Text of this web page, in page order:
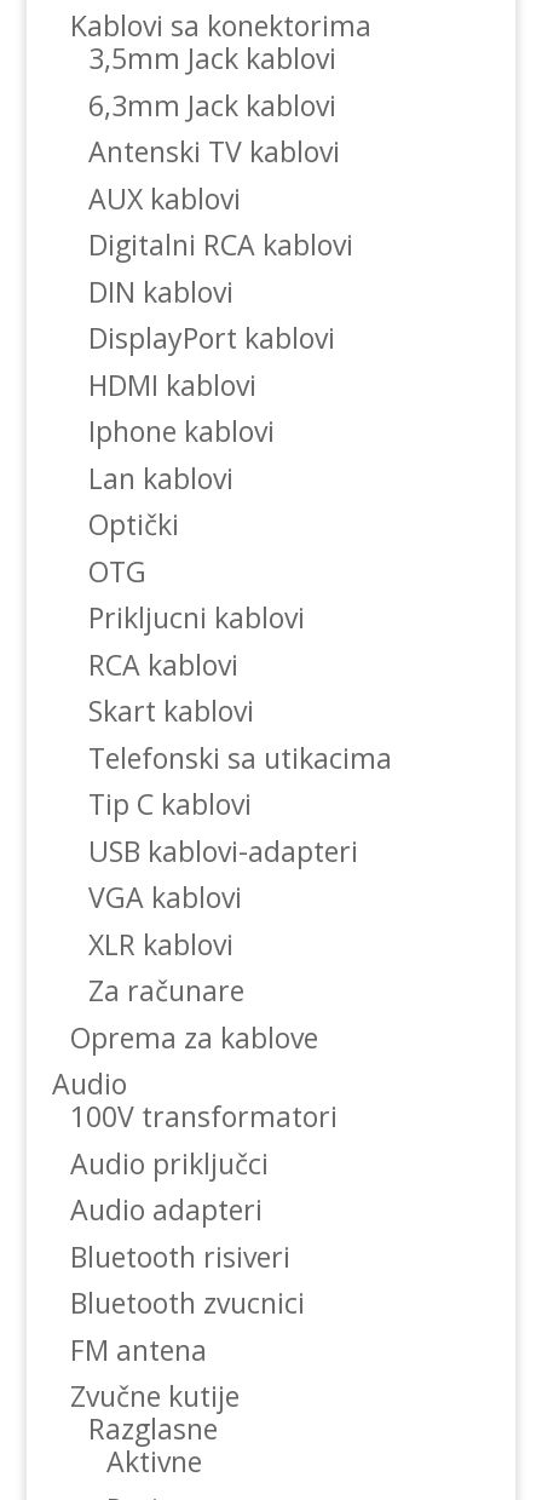
Kablovi sa konektorima
3,5mm Jack kablovi
6,3mm Jack kablovi
Antenski TV kablovi
AUX kablovi
Digitalni RCA kablovi
DIN kablovi
DisplayPort kablovi
HDMI kablovi
Iphone kablovi
Lan kablovi
Optički
OTG
Prikljucni kablovi
RCA kablovi
Skart kablovi
Telefonski sa utikacima
Tip C kablovi
USB kablovi-adapteri
VGA kablovi
XLR kablovi
Za računare
Oprema za kablove
Audio
100V transformatori
Audio priključci
Audio adapteri
Bluetooth risiveri
Bluetooth zvucnici
FM antena
Zvučne kutije
Razglasne
Aktivne